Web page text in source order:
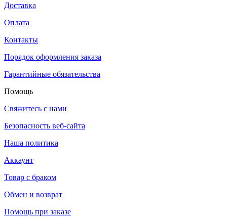
Доставка
Оплата
Контакты
Порядок оформления заказа
Гарантийные обязательства
Помощь
Свяжитесь с нами
Безопасность веб-сайта
Наша политика
Аккаунт
Товар с браком
Обмен и возврат
Помощь при заказе